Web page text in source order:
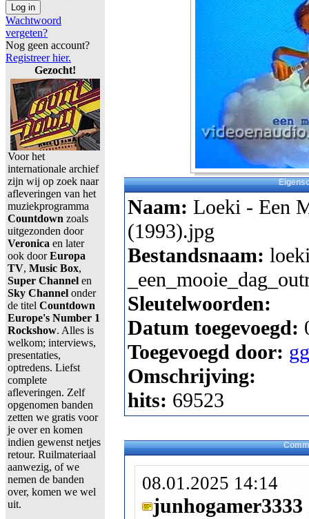
Wachtwoord
vergeten?
Nog geen account?
Registreer hier.
Gezocht!
Voor het
internationale archief
zijn wij op zoek naar
afleveringen van het
muziekprogramma
Countdown zoals
uitgezonden door
Veronica en later
ook doorEuropa
TV, Music Box,
Super Channel en
Sky Channel onder
de titel Countdown
Europe's Number 1
Rockshow. Alles is
welkom; interviews,
presentaties,
optredens. Liefst
complete
afleveringen. Zelf
opgenomen banden
zetten we gratis voor
je over en komen
indien gewenst netjes
retour. Ruilmateriaal
aanwezig, of we
nemen de banden
over, komen we wel
uit.
Naam: Loeki - Een
(1993).jpg
Bestandsnaam:
Sleutelwoorden:
Datum toegevoegd:
Toegevoegd door:
Omschrijving:
hits: 69523
08.01.2025 14:14
junhogamer3333